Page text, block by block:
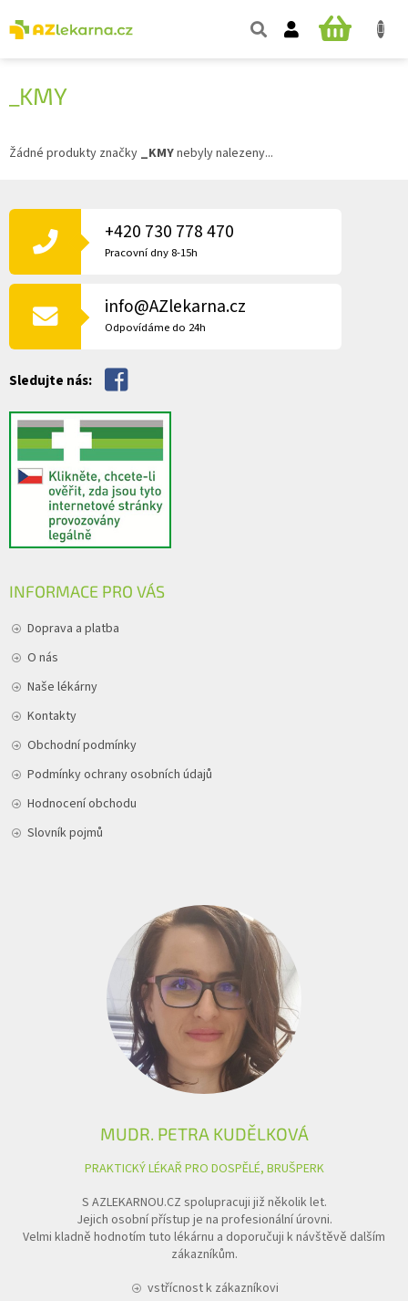
na
obsah
NÁKUPNÍ
_KMY
Žádné produkty značky _KMYnebyly nalezeny...
Á
T
+420 730 778 470
Pracovní dny 8-15h
info@AZlekarna.cz
Odpovídáme do 24h
Sledujte nás:
INFORMACE PRO VÁS
Doprava a platba
O nás
Naše lékárny
Kontakty
Obchodní podmínky
Podmínky ochrany osobních údajů
Hodnocení obchodu
Slovník pojmů
MUDR. PETRA KUDĚLKOVÁ
PRAKTICKÝ LÉKAŘ PRO DOSPĚLÉ, BRUŠPERK
S AZLEKARNOU.CZ spolupracuji již několik let.
Jejich osobní přístup je na profesionální úrovni.
Velmi kladně hodnotím tuto lékárnu a doporučuji k návštěvě dalším
zákazníkům.
vstřícnost k zákazníkovi